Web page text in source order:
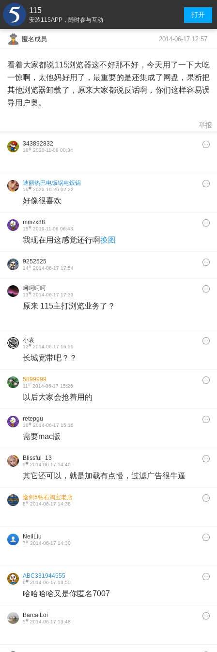
115
安装115APP，随时参与互动
打开
匿名成员 2014-06-17 12:57
看着大家都说115浏览器这不好那不好，今天用了一下大吃
一惊啊，太他妈好用了，最重要的是还集成了网盘，果断把
其他浏览器卸载了，原来大家都说反话啊，你们这样容易误
导用户奥。
举报
343892832
18# 2020-11-08 00:34
迪丽热巴电饭锅电饭锅
电饭锅
16# 2020-10-26 02:22
好像很喜欢
mmzx88
15# 2019-11-06 06:43
我现在用这感觉还行啊换图
9252525
14# 2014-06-17 17:54
呵呵呵呵
13# 2014-06-17 17:33
原来 115主打浏览业务了？
小袁
12# 2014-06-17 16:59
长城宽带吧？？
5899999
11# 2014-06-17 15:26
以后大家会抢着用的
retepgu
10# 2014-06-17 15:16
需要mac版
Blissful_13
9# 2014-06-17 14:40
其它还可以，就是加载有点慢，过滤广告很牛逼
逸剑5钻石淘宝老店
8# 2014-06-17 14:38
NeilLiu
7# 2014-06-17 14:30
ABC331944555
6# 2014-06-17 13:50
哈哈哈哈又是你匿名7007
Barca Loi
5# 2014-06-17 13:48